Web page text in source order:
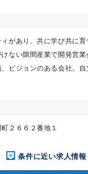
があり、共に学び共に
ない隙間産業で開発営
ビジョンのある会社。
２６６２番地１
条件に近い求人情報